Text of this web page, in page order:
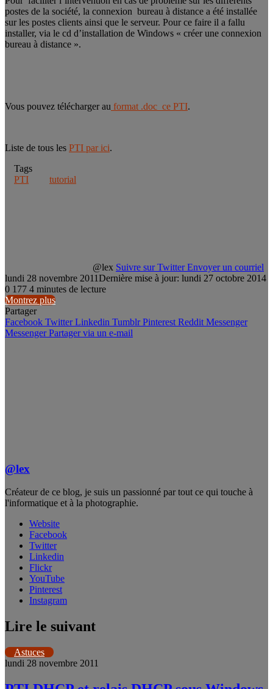
postes de la société, la connexion bureau à distance a été installée
sur les postes clients ainsi que le serveur. Pour ce faire il a fallu
installer, via le cd d’installation de Windows « créer une connexion
bureau à distance ».
Vous pouvez télécharger au format .doc ce PTI.
Liste de tous les PTI par ici.
Tags
PTI
tutorial
@lex Suivre sur Twitter Envoyer un courriel
lundi 28 novembre 2011Dernière mise à jour: lundi 27 octobre 2014
0 177 4 minutes de lecture
Montrez plus
Partager
Facebook Twitter Linkedin Tumblr Pinterest Reddit Messenger
Messenger Partager via un e-mail
@lex
Créateur de ce blog, je suis un passionné par tout ce qui touche à
l'informatique et à la photographie.
Website
Facebook
Twitter
Linkedin
Flickr
YouTube
Pinterest
Instagram
Lire le suivant
Astuces
lundi 28 novembre 2011